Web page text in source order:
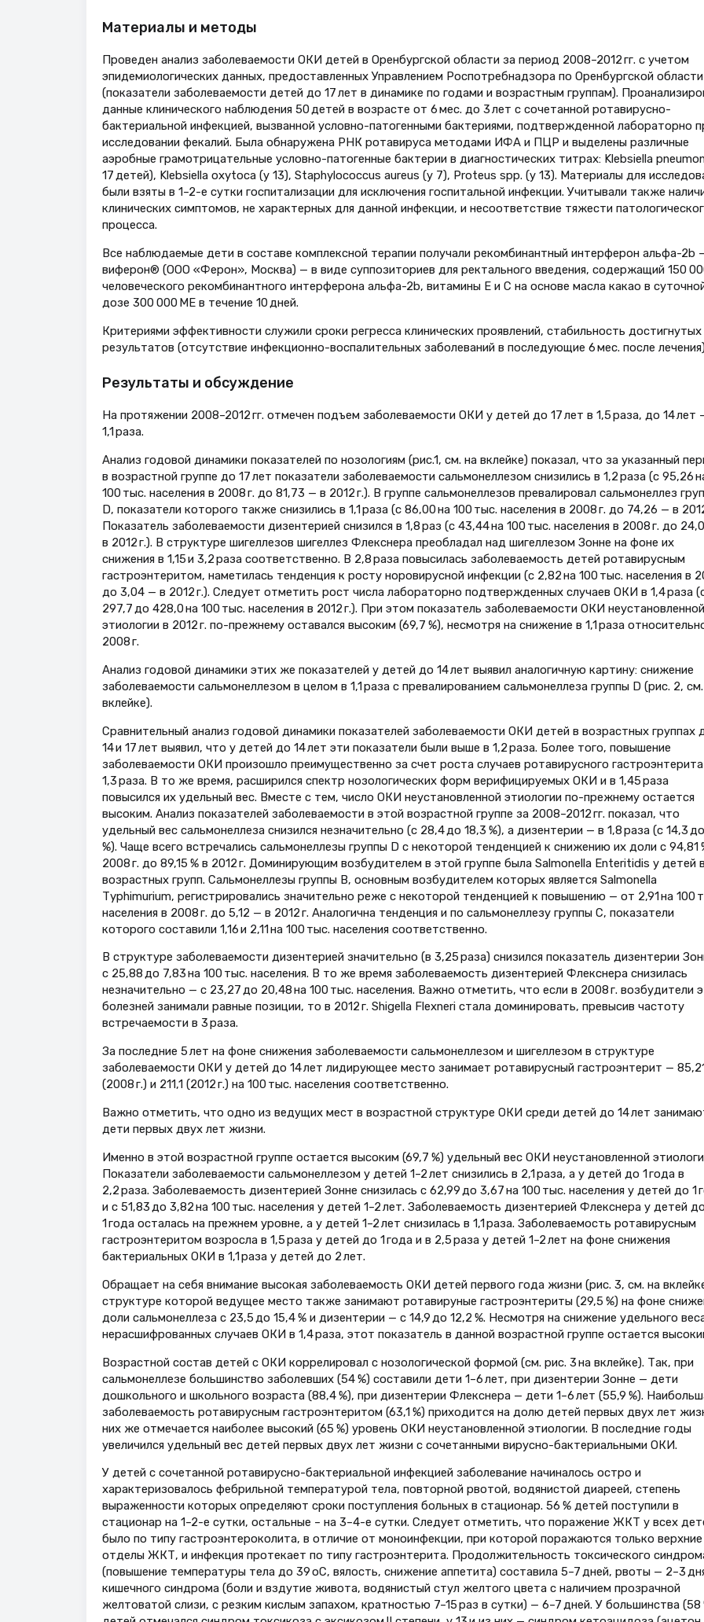
Материалы и методы
Проведен анализ заболеваемости ОКИ детей в Оренбургской области за период 2008–2012 гг. с учетом
эпидемиологических данных, предоставленных Управлением Роспотребнадзора по Оренбургской области
(показатели заболеваемости детей до 17 лет в динамике по годами и возрастным группам).
данные клинического наблюдения 50 детей в возрасте от 6 мес. до 3 лет с сочетанной ротавирусно-
бактериальной инфекцией, вызванной условно-патогенными бактериями, подтвержденной лабораторно
исследовании фекалий. Была обнаружена РНК ротавируса методами ИФА и ПЦР и выделены различные
аэробные грамотрицательные условно-патогенные бактерии в диагностических титрах: Klebsiella
17 детей), Klebsiella oxytoca (у 13), Staphylococcus aureus (у 7), Proteus spp. (у 13). Материалы для
были взяты в 1–2-е сутки госпитализации для исключения госпитальной инфекции. Учитывали также
клинических симптомов, не характерных для данной инфекции, и несоответствие тяжести
процесса.
Все наблюдаемые дети в составе комплексной терапии получали рекомбинантный интерферон альфа-2b
виферон® (ООО «Ферон», Москва) — в виде суппозиториев для ректального введения, содержащий 150
человеческого рекомбинантного интерферона альфа-2b, витамины Е и С на основе масла какао в
дозе 300 000 МЕ в течение 10 дней.
Критериями эффективности служили сроки регресса клинических проявлений, стабильность достигнутых
результатов (отсутствие инфекционно-воспалительных заболеваний в последующие 6 мес. после
Результаты и обсуждение
На протяжении 2008–2012 гг. отмечен подъем заболеваемости ОКИ у детей до 17 лет в 1,5 раза, до 14 лет
1,1 раза.
Анализ годовой динамики показателей по нозологиям (рис.1, см. на вклейке) показал, что за указанный
в возрастной группе до 17 лет показатели заболеваемости сальмонеллезом снизились в 1,2 раза (с 95,26
100 тыс. населения в 2008 г. до 81,73 — в 2012 г.). В группе сальмонеллезов превалировал сальмонеллез
D, показатели которого также снизились в 1,1 раза (с 86,00 на 100 тыс. населения в 2008 г. до 74,26 — в
Показатель заболеваемости дизентерией снизился в 1,8 раз (с 43,44 на 100 тыс. населения в 2008 г. до
в 2012 г.). В структуре шигеллезов шигеллез Флекснера преобладал над шигеллезом Зонне на фоне их
снижения в 1,15 и 3,2 раза соответственно. В 2,8 раза повысилась заболеваемость детей ротавирусным
гастроэнтеритом, наметилась тенденция к росту норовирусной инфекции (с 2,82 на 100 тыс. населения в
до 3,04 — в 2012 г.). Следует отметить рост числа лабораторно подтвержденных случаев ОКИ в 1,4 раза
297,7 до 428,0 на 100 тыс. населения в 2012 г.). При этом показатель заболеваемости ОКИ неустановленной
этиологии в 2012 г. по-прежнему оставался высоким (69,7 %), несмотря на снижение в 1,1 раза
2008 г.
Анализ годовой динамики этих же показателей у детей до 14 лет выявил аналогичную картину: снижение
заболеваемости сальмонеллезом в целом в 1,1 раза с превалированием сальмонеллезa группы D (рис. 2,
вклейке).
Сравнительный анализ годовой динамики показателей заболеваемости ОКИ детей в возраст­ных группах
14 и 17 лет выявил, что у детей до 14 лет эти показатели были выше в 1,2 раза. Более того, повышение
заболеваемости ОКИ произошло преимущественно за счет роста случаев ротавирусного
1,3 раза. В то же время, расширился спектр нозологических форм верифицируемых ОКИ и в 1,45 раза
повысился их удельный вес. Вместе с тем, число ОКИ неустановленной этиологии по-прежнему остается
высоким. Анализ показателей заболеваемости в этой возрастной группе за 2008–2012 гг. показал, что
удельный вес сальмонеллеза снизился незначительно (с 28,4 до 18,3 %), а дизентерии — в 1,8 раза (с 14,3
%). Чаще всего встречались сальмонеллезы группы D с некоторой тенденцией к снижению их доли с 94,81
2008 г. до 89,15 % в 2012 г. Доминирующим возбудителем в этой группе была Salmonella Еnteritidis у детей
возрастных групп. Сальмонеллезы группы В, основным возбудителем которых является Salmonella
Тyphimurium, регистрировались значительно реже с некоторой тенденцией к повышению — от 2,91 на 100
населения в 2008 г. до 5,12 — в 2012 г. Аналогична тенденция и по сальмонеллезу группы С, показатели
которого составили 1,16 и 2,11 на 100 тыс. населения соответственно.
В структуре заболеваемости дизентерией значительно (в 3,25 раза) снизился показатель дизентерии
с 25,88 до 7,83 на 100 тыс. населения. В то же время заболеваемость дизентерией Флекснера снизилась
незначительно — с 23,27 до 20,48 на 100 тыс. населения. Важно отметить, что если в 2008 г. возбудители
болезней занимали равные позиции, то в 2012 г. Shigella Flexneri стала доминировать, превысив частоту
встречаемости в 3 раза.
За последние 5 лет на фоне снижения заболеваемости сальмонеллезом и шигеллезом в структуре
заболеваемости ОКИ у детей до 14 лет лидирующее место занимает ротавирусный гастроэнтерит —
(2008 г.) и 211,1 (2012 г.) на 100 тыс. населения соответственно.
Важно отметить, что одно из ведущих мест в возрастной структуре ОКИ среди детей до 14 лет
дети первых двух лет жизни.
Именно в этой возрастной группе остается высоким (69,7 %) удельный вес ОКИ неустановленной
Показатели заболеваемости сальмонеллезом у детей 1–2 лет снизились в 2,1 раза, а у детей до 1 года в
2,2 раза. Заболеваемость дизентерией Зонне снизилась с 62,99 до 3,67 на 100 тыс. населения у детей до 1
и с 51,83 до 3,82 на 100 тыс. населения у детей 1–2 лет. Заболеваемость дизентерией Флекснера у детей
1 года осталась на прежнем уровне, а у детей 1–2 лет снизилась в 1,1 раза. Заболеваемость ротавирусным
гастроэнтеритом возросла в 1,5 раза у детей до 1 года и в 2,5 раза у детей 1–2 лет на фоне снижения
бактериальных ОКИ в 1,1 раза у детей до 2 лет.
Обращает на себя внимание высокая заболеваемость ОКИ детей первого года жизни (рис. 3, см. на
структуре которой ведущее место также занимают ротавируные гастроэнтериты (29,5 %) на фоне
доли сальмонеллеза с 23,5 до 15,4 % и дизентерии — с 14,9 до 12,2 %. Несмотря на снижение удельного
нерасшифрованных случаев ОКИ в 1,4 раза, этот показатель в данной возрастной группе остается
Возрастной состав детей с ОКИ коррелировал с нозологической формой (см. рис. 3 на вклейке). Так, при
сальмонеллезе большинство заболевших (54 %) составили дети 1–6 лет, при дизентерии Зонне — дети
дошкольного и школьного возраста (88,4 %), при дизентерии Флекснера — дети 1–6 лет (55,9 %).
заболеваемость ротавирусным гастроэнтеритом (63,1 %) приходится на долю детей первых двух лет
них же отмечается наиболее высокий (65 %) уровень ОКИ неустановленной этиологии. В последние годы
увеличился удельный вес детей первых двух лет жизни с сочетанными вирусно-бактериальными ОКИ.
У детей с сочетанной ротавирусно-бактериальной инфекцией заболевание начиналось остро и
характеризовалось фебрильной температурой тела, повторной рвотой, водянистой диареей, степень
выраженности которых определяют сроки поступления больных в стационар. 56 % детей поступили в
стационар на 1–2-е сутки, остальные – на 3–4-е сутки. Следует отметить, что поражение ЖКТ у всех
было по типу гастроэнтероколита, в отличие от моноинфекции, при которой поражаются только верхние
отделы ЖКТ, и инфекция протекает по типу гастроэнтерита. Продолжительность токсического
(повышение температуры тела до 39 оС, вялость, снижение аппетита) составила 5–7 дней, рвоты — 2–3
кишечного синдрома (боли и вздутие живота, водянистый стул желтого цвета с наличием прозрачной
желтоватой слизи, с резким кислым запахом, кратностью 7–15 раз в сутки) — 6–7 дней. У большинства (58